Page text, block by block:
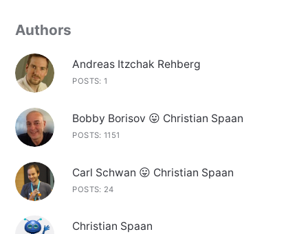
Authors
Andreas Itzchak Rehberg
POSTS: 1
Bobby Borisov 😛 Christian Spaan
POSTS: 1151
Carl Schwan 😛 Christian Spaan
POSTS: 24
Christian Spaan